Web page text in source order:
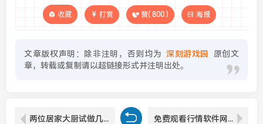
收藏 打赏 赞( 800 ) 海报
文章版权声明：除非注明，否则均为 深刻游戏园
原创文
章，转载或复制请以超链接形式并注明出处。
两位居家大厨试做几道美味佳肴，究竟会有什么料理呈现在餐桌上？ 免费观看行情软件网站下载，哪家更靠谱？